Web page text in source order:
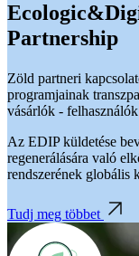
Partnership
Zöld partneri
programjainak
vásárlók -
Az EDIP küldetése
regenerálására való
rendszerének globális
Tudj meg többet